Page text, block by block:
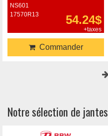
NS601
17570R13
54.24$
+taxes
Commander
Notre sélection de jantes